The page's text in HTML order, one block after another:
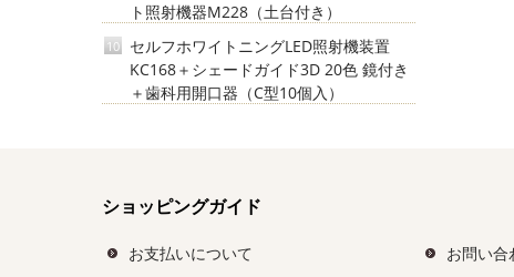
ト照射機器M228（土台付き）
セルフホワイトニングLED照射機装置
KC168＋シェードガイド3D 20色 鏡付き
＋歯科用開口器（C型10個入）
10
ショッピングガイド
お支払いについて
お問い合